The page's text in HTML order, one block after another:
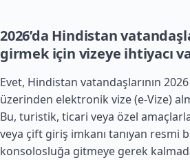
2026’da Hindistan
girmek için vizeye ihtiyacı
Evet, Hindistan vatandaşlarının
üzerinden elektronik vize (e-Vize)
Bu, turistik, ticari veya özel
veya çift giriş imkanı tanıyan resmi
konsolosluğa gitmeye gerek